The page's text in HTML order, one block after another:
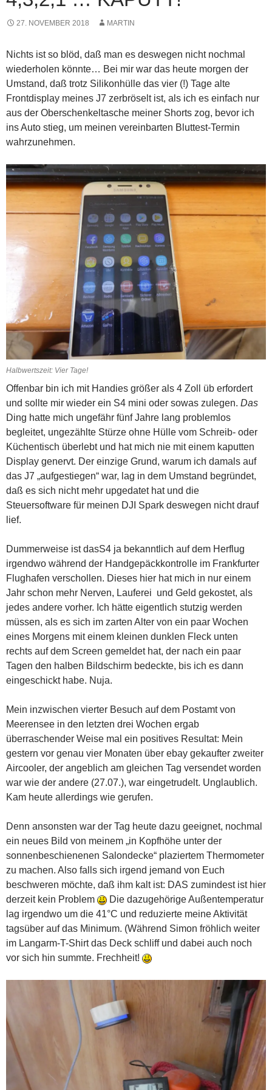
27. NOVEMBER 2018 MARTIN
Nichts ist so blöd, daß man es deswegen nicht nochmal
wiederholen könnte… Bei mir war das heute morgen der
Umstand, daß trotz Silikonhülle das vier (!) Tage alte
Frontdisplay meines J7 zerbröselt ist, als ich es einfach nur
aus der Oberschenkeltasche meiner Shorts zog, bevor ich
ins Auto stieg, um meinen vereinbarten Bluttest-Termin
wahrzunehmen.
Halbwertszeit: Vier Tage!
Offenbar bin ich mit Handies größer als 4 Zoll üb erfordert
und sollte mir wieder ein S4 mini oder sowas zulegen. Das
Ding hatte mich ungefähr fünf Jahre lang problemlos
begleitet, ungezählte Stürze ohne Hülle vom Schreib- oder
Küchentisch überlebt und hat mich nie mit einem kaputten
Display genervt. Der einzige Grund, warum ich damals auf
das J7 „aufgestiegen“ war, lag in dem Umstand begründet,
daß es sich nicht mehr upgedatet hat und die
Steuersoftware für meinen DJI Spark deswegen nicht drauf
lief.
Dummerweise ist dasS4 ja bekanntlich auf dem Herflug
irgendwo während der Handgepäckkontrolle im Frankfurter
Flughafen verschollen. Dieses hier hat mich in nur einem
Jahr schon mehr Nerven, Lauferei und Geld gekostet, als
jedes andere vorher. Ich hätte eigentlich stutzig werden
müssen, als es sich im zarten Alter von ein paar Wochen
eines Morgens mit einem kleinen dunklen Fleck unten
rechts auf dem Screen gemeldet hat, der nach ein paar
Tagen den halben Bildschirm bedeckte, bis ich es dann
eingeschickt habe. Nuja.
Mein inzwischen vierter Besuch auf dem Postamt von
Meerensee in den letzten drei Wochen ergab
überraschender Weise mal ein positives Resultat: Mein
gestern vor genau vier Monaten über ebay gekaufter zweiter
Aircooler, der angeblich am gleichen Tag versendet worden
war wie der andere (27.07.), war eingetrudelt. Unglaublich.
Kam heute allerdings wie gerufen.
Denn ansonsten war der Tag heute dazu geeignet, nochmal
ein neues Bild von meinem „in Kopfhöhe unter der
sonnenbeschienenen Salondecke“ plaziertem Thermometer
zu machen. Also falls sich irgend jemand von Euch
beschweren möchte, daß ihm kalt ist: DAS zumindest ist hier
derzeit kein Problem
Die dazugehörige Außentemperatur
lag irgendwo um die 41°C und reduzierte meine Aktivität
tagsüber auf das Minimum. (Während Simon fröhlich weiter
im Langarm-T-Shirt das Deck schliff und dabei auch noch
vor sich hin summte. Frechheit!